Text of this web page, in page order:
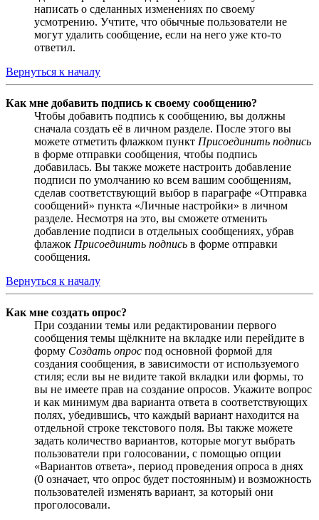
написать о сделанных изменениях по своему
усмотрению. Учтите, что обычные пользователи не
могут удалить сообщение, если на него уже кто-то
ответил.
Вернуться к началу
Как мне добавить подпись к своему сообщению?
Чтобы добавить подпись к сообщению, вы должны
сначала создать её в личном разделе. После этого вы
можете отметить флажком пункт Присоединить подпись
в форме отправки сообщения, чтобы подпись
добавилась. Вы также можете настроить добавление
подписи по умолчанию ко всем вашим сообщениям,
сделав соответствующий выбор в параграфе «Отправка
сообщений» пункта «Личные настройки» в личном
разделе. Несмотря на это, вы сможете отменить
добавление подписи в отдельных сообщениях, убрав
флажок Присоединить подпись в форме отправки
сообщения.
Вернуться к началу
Как мне создать опрос?
При создании темы или редактировании первого
сообщения темы щёлкните на вкладке или перейдите в
форму Создать опрос под основной формой для
создания сообщения, в зависимости от используемого
стиля; если вы не видите такой вкладки или формы, то
вы не имеете прав на создание опросов. Укажите вопрос
и как минимум два варианта ответа в соответствующих
полях, убедившись, что каждый вариант находится на
отдельной строке текстового поля. Вы также можете
задать количество вариантов, которые могут выбрать
пользователи при голосовании, с помощью опции
«Вариантов ответа», период проведения опроса в днях
(0 означает, что опрос будет постоянным) и возможность
пользователей изменять вариант, за который они
проголосовали.